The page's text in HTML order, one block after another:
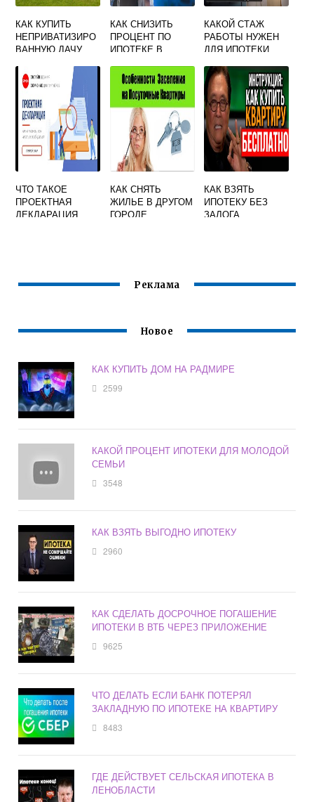
КАК КУПИТЬ
НЕПРИВАТИЗИРО
ВАННУЮ ДАЧУ
КАК СНИЗИТЬ
ПРОЦЕНТ ПО
ИПОТЕКЕ В
УЖЕ ВЗЯТУЮ
ИПОТЕКУ
КАКОЙ СТАЖ
РАБОТЫ НУЖЕН
ДЛЯ ИПОТЕКИ
ЧТО ТАКОЕ
ПРОЕКТНАЯ
ДЕКЛАРАЦИЯ
КАК СНЯТЬ
ЖИЛЬЕ В ДРУГОМ
ГОРОДЕ
КАК ВЗЯТЬ
ИПОТЕКУ БЕЗ
ЗАЛОГА
Реклама
Новое
КАК КУПИТЬ ДОМ НА РАДМИРЕ
2599
КАКОЙ ПРОЦЕНТ ИПОТЕКИ ДЛЯ МОЛОДОЙ
СЕМЬИ
3548
КАК ВЗЯТЬ ВЫГОДНО ИПОТЕКУ
2960
КАК СДЕЛАТЬ ДОСРОЧНОЕ ПОГАШЕНИЕ
ИПОТЕКИ В ВТБ ЧЕРЕЗ ПРИЛОЖЕНИЕ
9625
ЧТО ДЕЛАТЬ ЕСЛИ БАНК ПОТЕРЯЛ
ЗАКЛАДНУЮ ПО ИПОТЕКЕ НА КВАРТИРУ
8483
ГДЕ ДЕЙСТВУЕТ СЕЛЬСКАЯ ИПОТЕКА В
ЛЕНОБЛАСТИ